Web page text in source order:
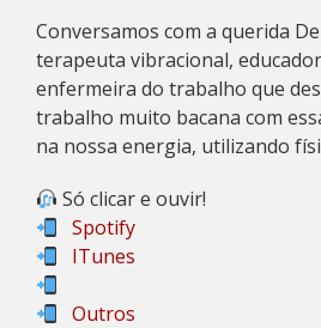
Conversamos com a querida
terapeuta vibracional,
enfermeira do trabalho que
trabalho muito bacana com
na nossa energia, utilizando
Só clicar e ouvir!
Spotify
ITunes
Outros